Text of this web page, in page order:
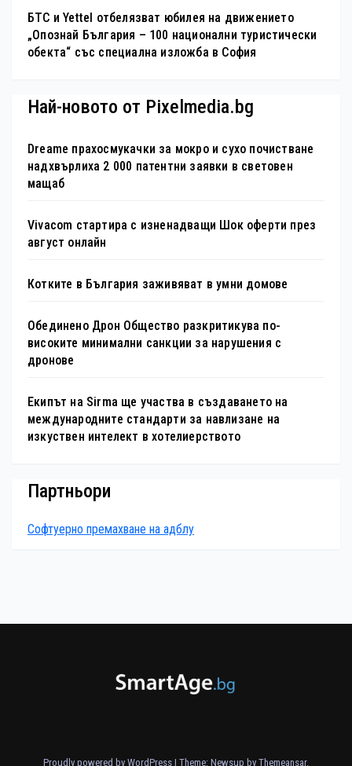
БТС и Yettel отбелязват юбилея на движението
„Опознай България – 100 национални туристически
обекта“ със специална изложба в София
Най-новото от Pixelmedia.bg
Dreame прахосмукачки за мокро и сухо почистване
надхвърлиха 2 000 патентни заявки в световен
мащаб
Vivacom стартира с изненадващи Шок оферти през
август онлайн
Котките в България заживяват в умни домове
Обединено Дрон Общество разкритикува по-
високите минимални санкции за нарушения с
дронове
Екипът на Sirma ще участва в създаването на
международните стандарти за навлизане на
изкуствен интелект в хотелиерството
Партньори
Софтуерно премахване на адблу
Proudly powered by WordPress | Theme: Newsup by Themeansar.